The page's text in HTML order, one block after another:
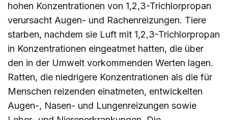
hohen Konzentrationen von 1,2,3-Trichlorpropan
verursacht Augen- und Rachenreizungen. Tiere
starben, nachdem sie Luft mit 1,2,3-Trichlorpropan
in Konzentrationen eingeatmet hatten, die über
den in der Umwelt vorkommenden Werten lagen.
Ratten, die niedrigere Konzentrationen als die für
Menschen reizenden einatmeten, entwickelten
Augen-, Nasen- und Lungenreizungen sowie